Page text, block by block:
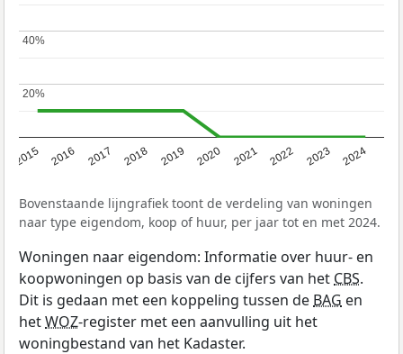
2015 2016 2017 2018 2019 2020 2021 2022 2023 2024
20%
20%
40%
40%
Bovenstaande lijngrafiek toont de verdeling van woningen
naar type eigendom, koop of huur, per jaar tot en met 2024.
Woningen naar eigendom: Informatie over huur- en
koopwoningen op basis van de cijfers van het CBS.
Dit is gedaan met een koppeling tussen de BAG en
hetWOZ-register met een aanvulling uit het
woningbestand van het Kadaster.